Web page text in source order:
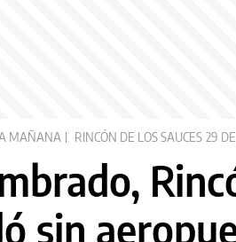
MAÑANA RINCÓN DE LOS SAUCES 29
sin